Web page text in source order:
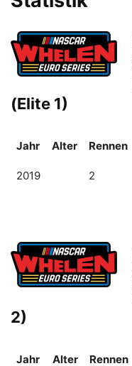
(Elite 1)
Jahr Alter Rennen
2019 2
2)
Jahr Alter Rennen